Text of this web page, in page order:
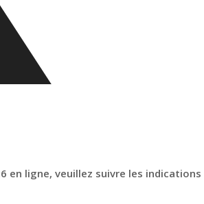
en ligne, veuillez suivre les indications